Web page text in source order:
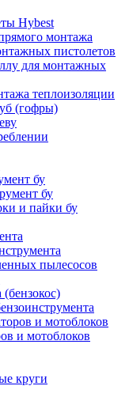
Hybest
монтажа
пистолетов
для монтажных
теплоизоляции
(гофры)
бу
бу
и пайки бу
пылесосов
и мотоблоков
и мотоблоков
круги